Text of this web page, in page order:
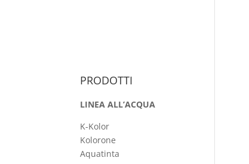
PRODOTTI
LINEA ALL’ACQUA
K-Kolor
Kolorone
Aquatinta